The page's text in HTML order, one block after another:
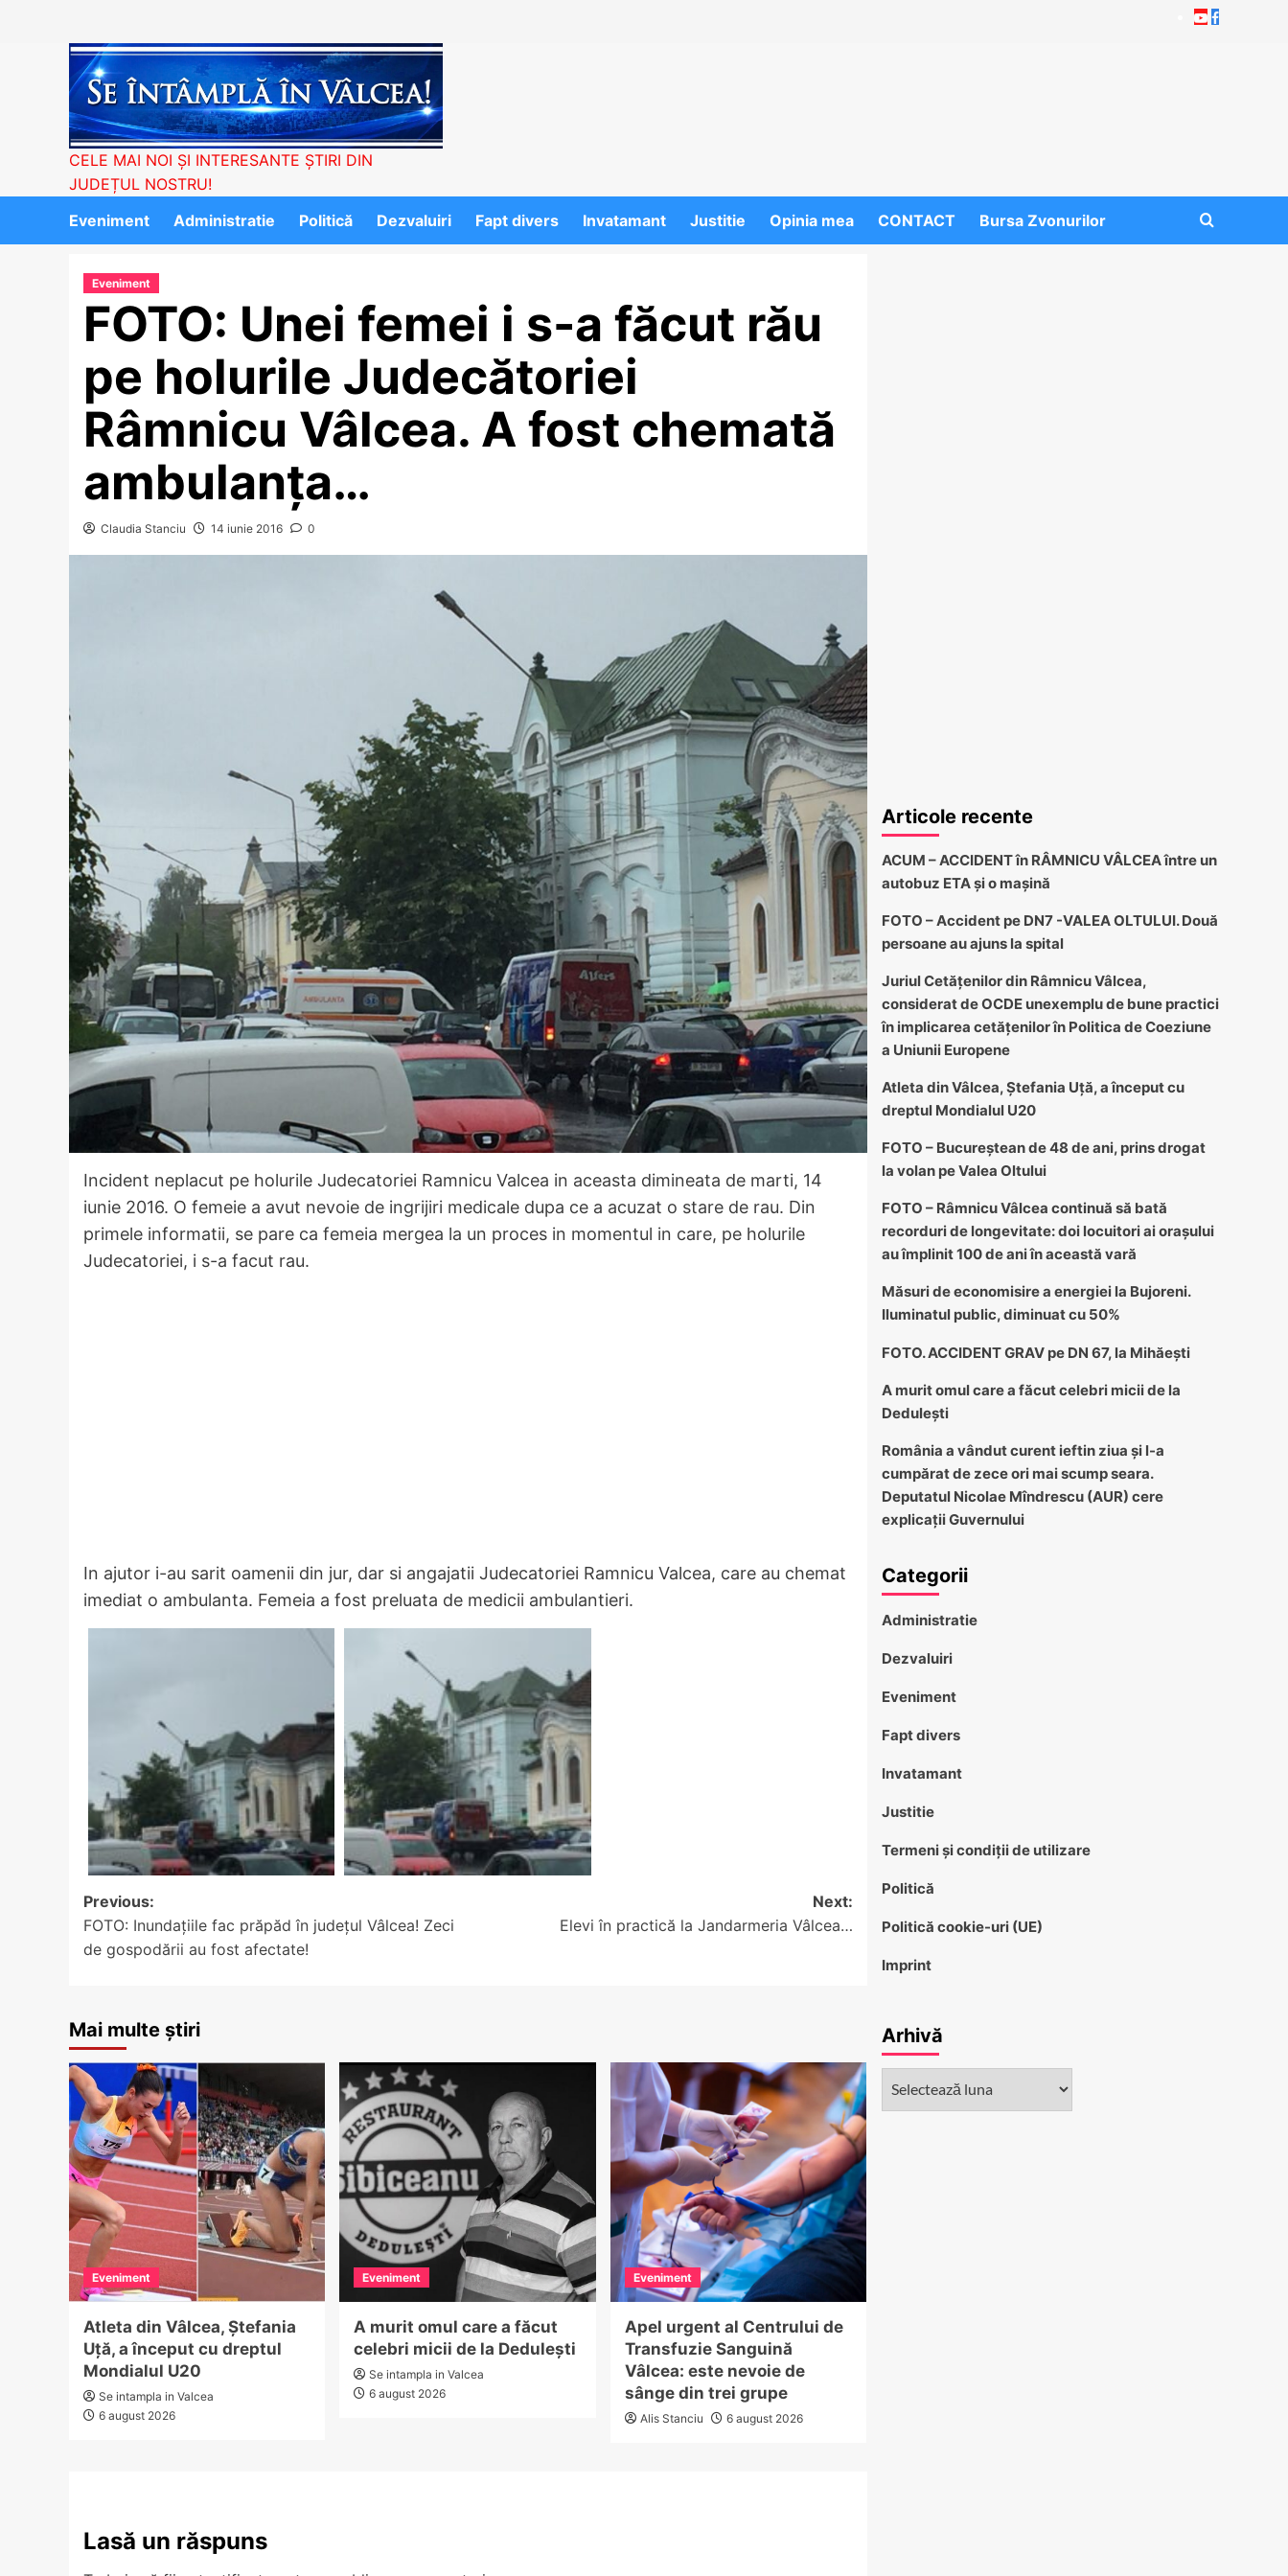
Youtube
Facebook
CELE MAI NOI ȘI INTERESANTE ȘTIRI DIN
JUDEȚUL NOSTRU!
Eveniment
Administratie Politică Dezvaluiri Fapt divers Invatamant Justitie Opinia mea CONTACT Bursa Zvonurilor
Eveniment
FOTO: Unei femei i s-a făcut rău
pe holurile Judecătoriei
Râmnicu Vâlcea. A fost chemată
ambulanța…
Claudia Stanciu 14 iunie 2016 0
Incident neplacut pe holurile Judecatoriei Ramnicu Valcea in aceasta dimineata de marti, 14
iunie 2016. O femeie a avut nevoie de ingrijiri medicale dupa ce a acuzat o stare de rau. Din
primele informatii, se pare ca femeia mergea la un proces in momentul in care, pe holurile
Judecatoriei, i s-a facut rau.
In ajutor i-au sarit oamenii din jur, dar si angajatii Judecatoriei Ramnicu Valcea, care au chemat
imediat o ambulanta. Femeia a fost preluata de medicii ambulantieri.
Post
navigation
Previous:
FOTO: Inundaţiile fac prăpăd în judeţul Vâlcea! Zeci
de gospodării au fost afectate!
Next:
Elevi în practică la Jandarmeria Vâlcea…
Mai multe știri
Eveniment
Atleta din Vâlcea, Ștefania
Uță, a început cu dreptul
Mondialul U20
Se intampla in Valcea
6 august 2026
Eveniment
A murit omul care a făcut
celebri micii de la Dedulești
Se intampla in Valcea
6 august 2026
Eveniment
Apel urgent al Centrului de
Transfuzie Sanguină
Vâlcea: este nevoie de
sânge din trei grupe
Alis Stanciu 6 august 2026
Lasă un răspuns
Articole recente
ACUM – ACCIDENT în RÂMNICU VÂLCEA între un
autobuz ETA și o mașină
FOTO – Accident pe DN7 -VALEA OLTULUI. Două
persoane au ajuns la spital
Juriul Cetățenilor din Râmnicu Vâlcea,
considerat de OCDE unexemplu de bune practici
în implicarea cetățenilor în Politica de Coeziune
a Uniunii Europene
Atleta din Vâlcea, Ștefania Uță, a început cu
dreptul Mondialul U20
FOTO – Bucureștean de 48 de ani, prins drogat
la volan pe Valea Oltului
FOTO – Râmnicu Vâlcea continuă să bată
recorduri de longevitate: doi locuitori ai orașului
au împlinit 100 de ani în această vară
Măsuri de economisire a energiei la Bujoreni.
Iluminatul public, diminuat cu 50%
FOTO. ACCIDENT GRAV pe DN 67, la Mihăești
A murit omul care a făcut celebri micii de la
Dedulești
România a vândut curent ieftin ziua și l-a
cumpărat de zece ori mai scump seara.
Deputatul Nicolae Mîndrescu (AUR) cere
explicații Guvernului
Categorii
Administratie
Dezvaluiri
Eveniment
Fapt divers
Invatamant
Justitie
Termeni și condiții de utilizare
Politică
Politică cookie-uri (UE)
Imprint
Arhivă